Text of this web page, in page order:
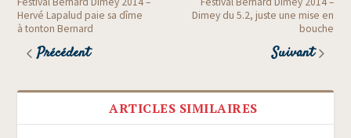
Hervé Lapalud paie sa dîme
à tonton Bernard
Précédent
Dimey du 5.2, juste une mise en
bouche
Suivant
ARTICLES SIMILAIRES